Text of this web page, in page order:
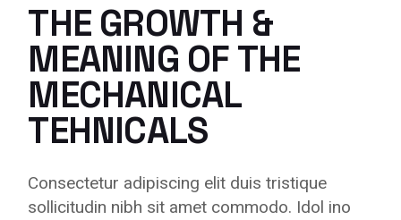
THE GROWTH &
MEANING OF THE
MECHANICAL
TEHNICALS
Consectetur adipiscing elit duis tristique
sollicitudin nibh sit amet commodo. Idol ino